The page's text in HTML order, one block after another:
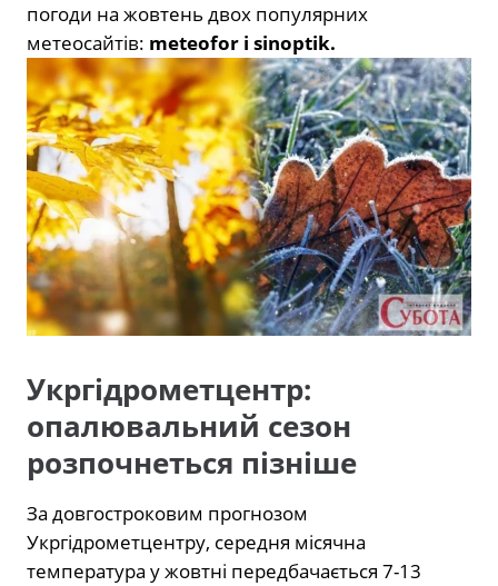
погоди на жовтень двох популярних
метеосайтів: meteofor і sinoptik.
Укргідрометцентр:
опалювальний сезон
розпочнеться пізніше
За довгостроковим прогнозом
Укргідрометцентру, середня місячна
температура у жовтні передбачається 7-13